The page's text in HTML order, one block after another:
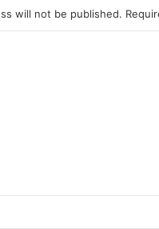
will not be published.